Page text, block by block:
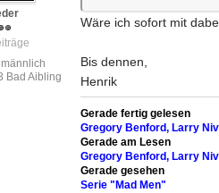
männlich
Bad Aibling
Wäre ich sofort mit
Bis dennen,
Henrik
Gerade fertig gelesen
Gregory Benford, Larry
Gerade am Lesen
Gregory Benford, Larry
Gerade gesehen
Serie "Mad Men"